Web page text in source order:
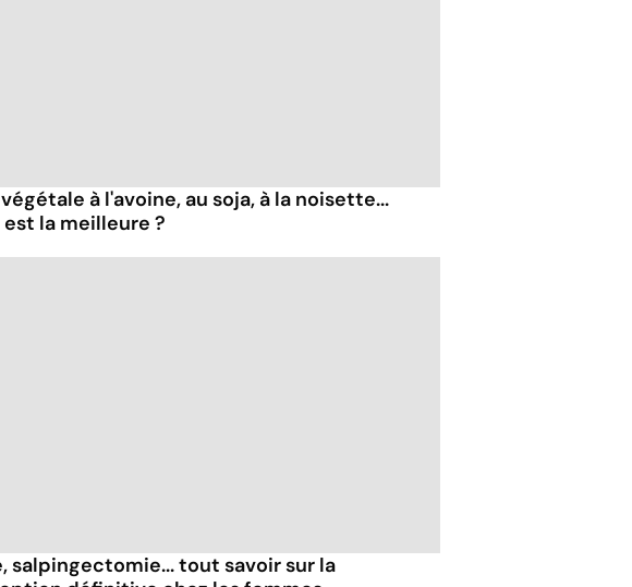
à l'avoine, au soja, à la noisette...
la meilleure ?
salpingectomie... tout savoir sur la